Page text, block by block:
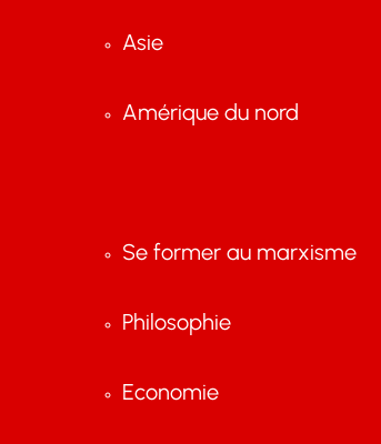
Asie
Amérique du nord
Se former au marxisme
Philosophie
Economie